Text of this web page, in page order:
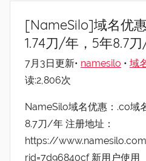
[NameSilo]域名优
1.74刀/年，5年8.7
7月3日更新• namesilo • 域
读:2,806次
NameSilo域名优惠：.co域
8.7刀/年 注册地址：
https://
rid=7d96840cf 新用户使用